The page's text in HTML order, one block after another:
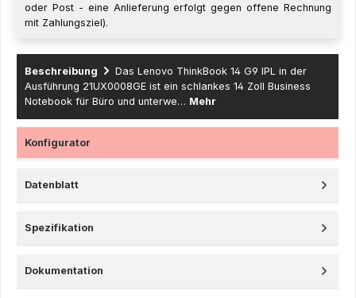
oder Post - eine Anlieferung erfolgt gegen offene Rechnung
mit Zahlungsziel).
Beschreibung
Das Lenovo ThinkBook 14 G9 IPL in der
Ausführung 21UX0008GE ist ein schlankes 14 Zoll Business
Notebook für Büro und unterwe… Mehr
Konfigurator
Datenblatt
Spezifikation
Dokumentation